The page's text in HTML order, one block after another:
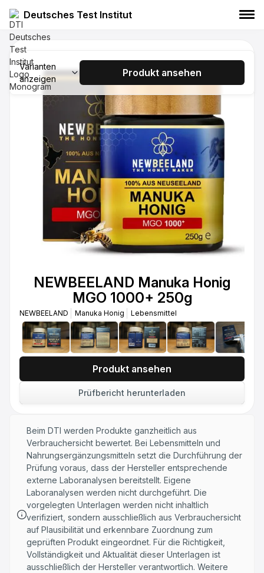
Deutsches Test Institut
100+ 250g
Manuka Honig Lebensmittel
NEWBEELAND Manuka Honig MGO 250+
NEWBEELAND Manuka Honig Lebensmittel
NEWBEELAND Manuka Honig MGO 400+
250g
NEWBEELAND Manuka Honig Lebensmittel
NEWBEELAND Manuka Honig MGO 550+
250g
NEWBEELAND Manuka Honig Lebensmittel
NEWBEELAND Manuka Honig MGO 800+
NEWBEELAND Manuka Honig Lebensmittel
Varianten
anzeigen
Produkt ansehen
NEWBEELAND Manuka Honig
MGO 1000+ 250g
NEWBEELAND Manuka Honig Lebensmittel
Produkt ansehen
Prüfbericht herunterladen
Beim DTI werden Produkte ganzheitlich aus
Verbrauchersicht bewertet. Bei Lebensmitteln und
Nahrungsergänzungsmitteln setzt die Durchführung der
Prüfung voraus, dass der Hersteller entsprechende
externe Laboranalysen bereitstellt. Eigene
Laboranalysen werden nicht durchgeführt. Die
vorgelegten Unterlagen werden nicht inhaltlich
verifiziert, sondern ausschließlich aus Verbrauchersicht
auf Plausibilität und erkennbare Zuordnung zum
geprüften Produkt eingeordnet. Für die Richtigkeit,
Vollständigkeit und Aktualität dieser Unterlagen ist
ausschließlich der Hersteller verantwortlich. Weitere